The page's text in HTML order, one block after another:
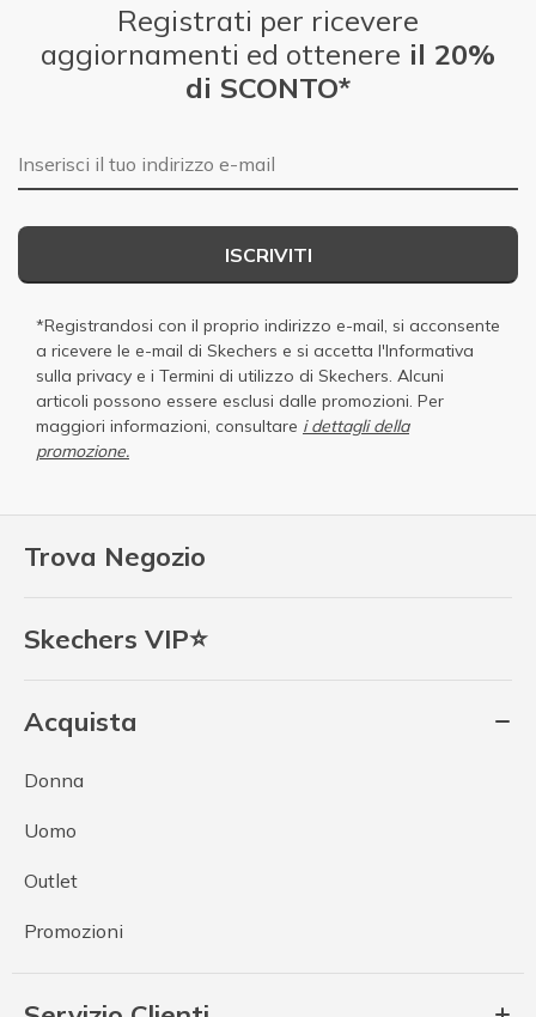
Trova Negozio
Skechers VIP⭐
Acquista
Donna
Uomo
Outlet
Promozioni
Registrati per ricevere
aggiornamenti ed ottenere il 20%
di SCONTO*
E-mail
ISCRIVITI
*Registrandosi con il proprio indirizzo e-mail, si acconsente
a ricevere le e-mail di Skechers e si accetta l'Informativa
sulla privacy e i Termini di utilizzo di Skechers . Alcuni
articoli possono essere esclusi dalle promozioni. Per
maggiori informazioni, consultare i dettagli della
promozione.